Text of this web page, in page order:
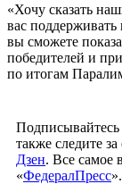
«Хочу сказать
вас поддерживать
вы сможете
победителей и
по итогам
также следите
Дзен. Все самое
«ФедералПресс».